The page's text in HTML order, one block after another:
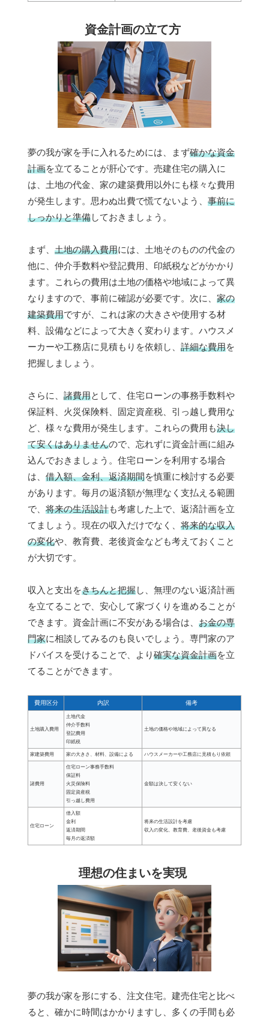
資金計画の立て方
夢の我が家を手に入れるためには、まず確かな資金
計画を立てることが肝心です。売建住宅の購入に
は、土地の代金、家の建築費用以外にも様々な費用
が発生します。思わぬ出費で慌てないよう、 事前に
しっかりと準備しておきましょう。
まず、 土地の購入費用には、土地そのものの代金の
他に、仲介手数料や登記費用、印紙税などがかかり
ます。これらの費用は土地の価格や地域によって異
なりますので、事前に確認が必要です。次に、 家の
建築費用ですが、これは家の大きさや使用する材
料、設備などによって大きく変わります。ハウスメ
ーカーや工務店に見積もりを依頼し、 詳細な費用を
把握しましょう。
さらに、 諸費用として、住宅ローンの事務手数料や
保証料、火災保険料、固定資産税、引っ越し費用な
ど、様々な費用が発生します。これらの費用も決し
て安くはありませんので、忘れずに資金計画に組み
込んでおきましょう。住宅ローンを利用する場合
は、 借入額、金利、返済期間を慎重に検討する必要
があります。毎月の返済額が無理なく支払える範囲
で、 将来の生活設計も考慮した上で、返済計画を立
てましょう。現在の収入だけでなく、 将来的な収入
の変化や、教育費、老後資金なども考えておくこと
が大切です。
収入と支出をきちんと把握し、無理のない返済計画
を立てることで、安心して家づくりを進めることが
できます。資金計画に不安がある場合は、 お金の専
門家に相談してみるのも良いでしょう。専門家のア
ドバイスを受けることで、より確実な資金計画を立
てることができます。
費用区分 内訳 備考
土地購入費用
土地代金
仲介手数料
登記費用
印紙税
土地の価格や地域によって異なる
家建築費用 家の大きさ、材料、設備による ハウスメーカーや工務店に見積もり依頼
諸費用
住宅ローン事務手数料
保証料
火災保険料
固定資産税
引っ越し費用
金額は決して安くない
住宅ローン
借入額
金利
返済期間
毎月の返済額
将来の生活設計を考慮
収入の変化、教育費、老後資金も考慮
理想の住まいを実現
夢の我が家を形にする、注文住宅。建売住宅と比べ
ると、確かに時間はかかりますし、多くの手間も必